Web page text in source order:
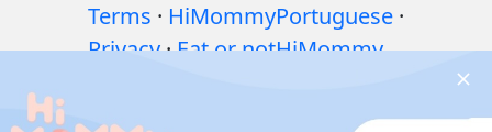
Terms · HiMommy
Privacy·Eat or not
Portuguese ·
HiMommy
HiMommy